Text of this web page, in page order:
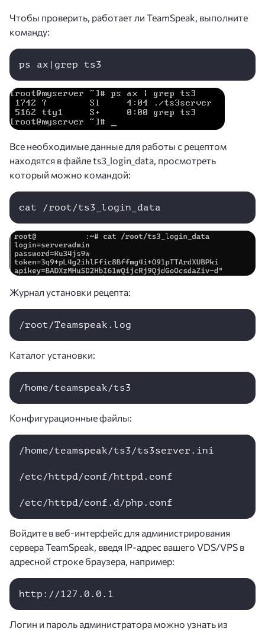
Чтобы проверить, работает ли TeamSpeak, выполните
команду:
ps ax|grep ts3
Все необходимые данные для работы с рецептом
находятся в файле ts3_login_data, просмотреть
который можно командой:
cat /root/ts3_login_data
Журнал установки рецепта:
/root/Teamspeak.log
Каталог установки:
/home/teamspeak/ts3
Конфигурационные файлы:
/home/teamspeak/ts3/ts3server.ini
/etc/httpd/conf/httpd.conf
/etc/httpd/conf.d/php.conf
Войдите в веб-интерфейс для администрирования
сервера TeamSpeak, введя IP-адрес вашего VDS/VPS в
адресной строке браузера, например:
http://127.0.0.1
Логин и пароль администратора можно узнать из